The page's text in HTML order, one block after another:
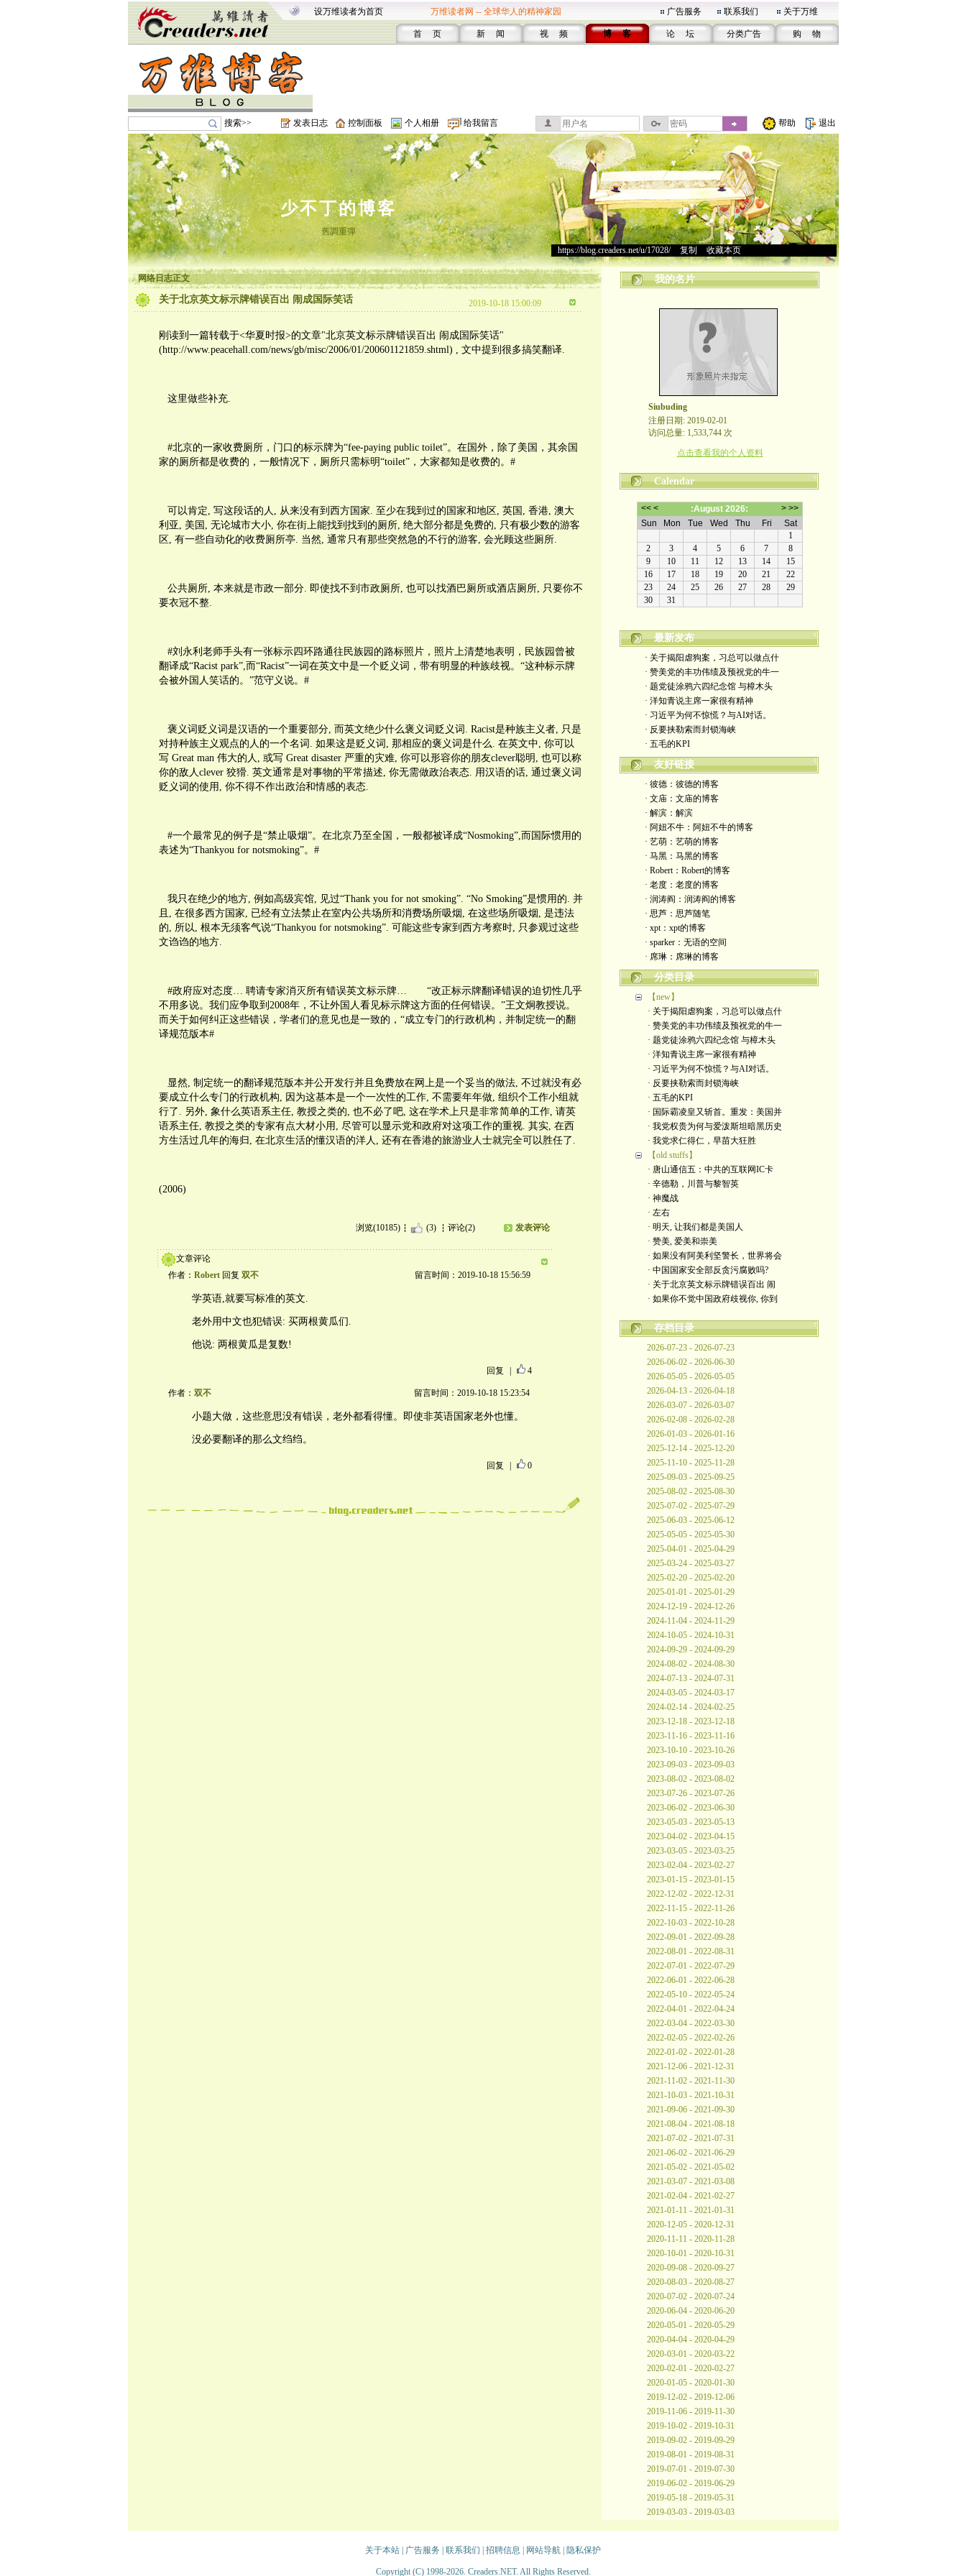
设万维读者为首页 万维读者网 -- 全球华人的精神家园 广告服务 联系我们 关于万维
首 页 新 闻 视 频 博 客 论 坛 分类广告 购 物
搜索>> 发表日志 控制面板 个人相册 给我留言 帮助 退出
少不丁的博客
舊調重彈
https://blog.creaders.net/u/17028/> 复制 收藏本页
网络日志正文
关于北京英文标示牌错误百出 闹成国际笑话 2019-10-18 15:00:09
刚读到一篇转载于<华夏时报>的文章"北京英文标示牌错误百出 闹成国际笑话"
(http://www.peacehall.com/news/gb/misc/2006/01/200601121859.shtml) , 文中提到很多搞笑翻译.
这里做些补充.
#北京的一家收费厕所，门口的标示牌为“fee-paying public toilet”。在国外，除了美国，其余国
家的厕所都是收费的，一般情况下，厕所只需标明“toilet”，大家都知是收费的。#
可以肯定, 写这段话的人, 从来没有到西方国家. 至少在我到过的国家和地区, 英国, 香港, 澳大
利亚, 美国, 无论城市大小, 你在街上能找到找到的厕所, 绝大部分都是免费的, 只有极少数的游客
区, 有一些自动化的收费厕所亭. 当然, 通常只有那些突然急的不行的游客, 会光顾这些厕所.
公共厕所, 本来就是市政一部分. 即使找不到市政厕所, 也可以找酒巴厕所或酒店厕所, 只要你不
要衣冠不整.
#刘永利老师手头有一张标示四环路通往民族园的路标照片，照片上清楚地表明，民族园曾被
翻译成“Racist park”,而“Racist”一词在英文中是一个贬义词，带有明显的种族歧视。“这种标示牌
会被外国人笑话的。”范守义说。#
褒义词贬义词是汉语的一个重要部分, 而英文绝少什么褒义词贬义词. Racist是种族主义者, 只是
对持种族主义观点的人的一个名词. 如果这是贬义词, 那相应的褒义词是什么. 在英文中, 你可以
写 Great man 伟大的人, 或写 Great disaster 严重的灾难, 你可以形容你的朋友clever聪明, 也可以称
你的敌人clever 狡猾. 英文通常是对事物的平常描述, 你无需做政治表态. 用汉语的话, 通过褒义词
贬义词的使用, 你不得不作出政治和情感的表态.
#一个最常见的例子是“禁止吸烟”。在北京乃至全国，一般都被译成“Nosmoking”,而国际惯用的
表述为“Thankyou for notsmoking”。#
我只在绝少的地方, 例如高级宾馆, 见过“Thank you for not smoking”. “No Smoking”是惯用的. 并
且, 在很多西方国家, 已经有立法禁止在室内公共场所和消费场所吸烟, 在这些场所吸烟, 是违法
的, 所以, 根本无须客气说“Thankyou for notsmoking”. 可能这些专家到西方考察时, 只参观过这些
文诌诌的地方.
#政府应对态度… 聘请专家消灭所有错误英文标示牌… “改正标示牌翻译错误的迫切性几乎
不用多说。我们应争取到2008年，不让外国人看见标示牌这方面的任何错误。”王文炯教授说。
而关于如何纠正这些错误，学者们的意见也是一致的，“成立专门的行政机构，并制定统一的翻
译规范版本#
显然, 制定统一的翻译规范版本并公开发行并且免费放在网上是一个妥当的做法, 不过就没有必
要成立什么专门的行政机构, 因为这基本是一个一次性的工作, 不需要年年做, 组织个工作小组就
行了. 另外, 象什么英语系主任, 教授之类的, 也不必了吧, 这在学术上只是非常简单的工作, 请英
语系主任, 教授之类的专家有点大材小用, 尽管可以显示党和政府对这项工作的重视. 其实, 在西
方生活过几年的海归, 在北京生活的懂汉语的洋人, 还有在香港的旅游业人士就完全可以胜任了.
(2006)
浏览(10185) (3) 评论(2) 发表评论
文章评论
作者： Robert回复 双不 留言时间：2019-10-18 15:56:59
学英语,就要写标准的英文.
老外用中文也犯错误: 买两根黄瓜们.
他说: 两根黄瓜是复数!
回复 4
作者： 双不 留言时间：2019-10-18 15:23:54
小题大做，这些意思没有错误，老外都看得懂。即使非英语国家老外也懂。
没必要翻译的那么文绉绉。
回复 0
我的名片
Siubuding
注册日期: 2019-02-01
访问总量: 1,533,744 次
点击查看我的个人资料
Calendar
最新发布
· 关于揭阳虐狗案，习总可以做点什
· 赞美党的丰功伟绩及预祝党的牛一
· 题党徒涂鸦六四纪念馆 与樟木头
· 洋知青说主席一家很有精神
· 习近平为何不惊慌？与AI对话。
· 反要挟勒索而封锁海峡
· 五毛的KPI
友好链接
· 彼德：彼德的博客
· 文庙：文庙的博客
· 解滨：解滨
· 阿妞不牛：阿妞不牛的博客
· 艺萌：艺萌的博客
· 马黑：马黑的博客
· Robert：Robert的博客
· 老度：老度的博客
· 润涛阎：润涛阎的博客
· 思芦：思芦随笔
· xpt：xpt的博客
· sparker：无语的空间
· 席琳：席琳的博客
分类目录
【new】
· 关于揭阳虐狗案，习总可以做点什
· 赞美党的丰功伟绩及预祝党的牛一
· 题党徒涂鸦六四纪念馆 与樟木头
· 洋知青说主席一家很有精神
· 习近平为何不惊慌？与AI对话。
· 反要挟勒索而封锁海峡
· 五毛的KPI
· 国际霸凌皇又斩首。重发：美国并
· 我党权贵为何与爱泼斯坦暗黑历史
· 我党求仁得仁，早苗大狂胜
【old stuffs】
· 唐山通信五：中共的互联网IC卡
· 辛德勒，川普与黎智英
· 神魔战
· 左右
· 明天, 让我们都是美国人
· 赞美, 爱美和崇美
· 如果没有阿美利坚警长，世界将会
· 中国国家安全部反贪污腐败吗?
· 关于北京英文标示牌错误百出 闹
· 如果你不觉中国政府歧视你, 你到
存档目录
2026-07-23 - 2026-07-23
2026-06-02 - 2026-06-30
2026-05-05 - 2026-05-05
2026-04-13 - 2026-04-18
2026-03-07 - 2026-03-07
2026-02-08 - 2026-02-28
2026-01-03 - 2026-01-16
2025-12-14 - 2025-12-20
2025-11-10 - 2025-11-28
2025-09-03 - 2025-09-25
2025-08-02 - 2025-08-30
2025-07-02 - 2025-07-29
2025-06-03 - 2025-06-12
2025-05-05 - 2025-05-30
2025-04-01 - 2025-04-29
2025-03-24 - 2025-03-27
2025-02-20 - 2025-02-20
2025-01-01 - 2025-01-29
2024-12-19 - 2024-12-26
2024-11-04 - 2024-11-29
2024-10-05 - 2024-10-31
2024-09-29 - 2024-09-29
2024-08-02 - 2024-08-30
2024-07-13 - 2024-07-31
2024-03-05 - 2024-03-17
2024-02-14 - 2024-02-25
2023-12-18 - 2023-12-18
2023-11-16 - 2023-11-16
2023-10-10 - 2023-10-26
2023-09-03 - 2023-09-03
2023-08-02 - 2023-08-02
2023-07-26 - 2023-07-26
2023-06-02 - 2023-06-30
2023-05-03 - 2023-05-13
2023-04-02 - 2023-04-15
2023-03-05 - 2023-03-25
2023-02-04 - 2023-02-27
2023-01-15 - 2023-01-15
2022-12-02 - 2022-12-31
2022-11-15 - 2022-11-26
2022-10-03 - 2022-10-28
2022-09-01 - 2022-09-28
2022-08-01 - 2022-08-31
2022-07-01 - 2022-07-29
2022-06-01 - 2022-06-28
2022-05-10 - 2022-05-24
2022-04-01 - 2022-04-24
2022-03-04 - 2022-03-30
2022-02-05 - 2022-02-26
2022-01-02 - 2022-01-28
2021-12-06 - 2021-12-31
2021-11-02 - 2021-11-30
2021-10-03 - 2021-10-31
2021-09-06 - 2021-09-30
2021-08-04 - 2021-08-18
2021-07-02 - 2021-07-31
2021-06-02 - 2021-06-29
2021-05-02 - 2021-05-02
2021-03-07 - 2021-03-08
2021-02-04 - 2021-02-27
2021-01-11 - 2021-01-31
2020-12-05 - 2020-12-31
2020-11-11 - 2020-11-28
2020-10-01 - 2020-10-31
2020-09-08 - 2020-09-27
2020-08-03 - 2020-08-27
2020-07-02 - 2020-07-24
2020-06-04 - 2020-06-20
2020-05-01 - 2020-05-29
2020-04-04 - 2020-04-29
2020-03-01 - 2020-03-22
2020-02-01 - 2020-02-27
2020-01-05 - 2020-01-30
2019-12-02 - 2019-12-06
2019-11-06 - 2019-11-30
2019-10-02 - 2019-10-31
2019-09-02 - 2019-09-29
2019-08-01 - 2019-08-31
2019-07-01 - 2019-07-30
2019-06-02 - 2019-06-29
2019-05-18 - 2019-05-31
2019-03-03 - 2019-03-03
关于本站 广告服务 联系我们 招聘信息 网站导航 隐私保护
Copyright (C) 1998-2026. Creaders.NET. All Rights Reserved.